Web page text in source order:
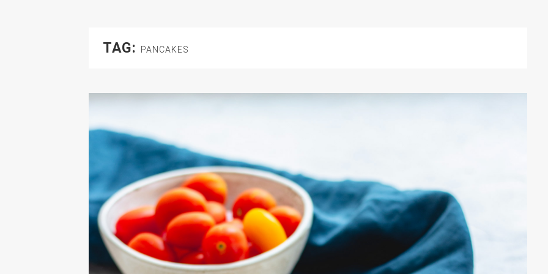
TAG: PANCAKES